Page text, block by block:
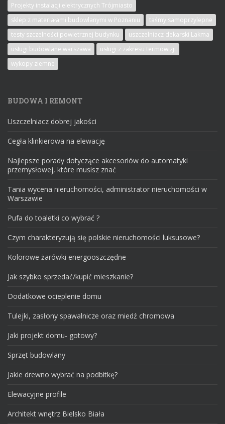
Projekty instalacji elektrycznych Trójmiasto
sklep z materiałami budowlanymi w Poznaniu
taśmy samoprzylepne
testy szczelności powietrznej budynku
uszczelniacz dekarski Lakma
usługi budowlane warszawa
usługi z zakresu termowizji
wykopy ziemne
BUDOWA I REMONT
Uszczelniacz dobrej jakości
Cegła klinkierowa na elewację
Najlepsze porady dotyczące akcesoriów do automatyki
przemysłowej, które musisz znać
Tania wycena nieruchomości, administrator nieruchomości w
Warszawie
Pufa do toaletki co wybrać ?
Czym charakteryzują się polskie nieruchomości luksusowe?
Kolorowe żarówki energooszczędne
Jak szybko sprzedać/kupić mieszkanie?
Dodatkowe ocieplenie domu
Tulejki, zasłony spawalnicze oraz miedź chromowa
Jaki projekt domu- gotowy?
Sprzęt budowlany
Jakie drewno wybrać na podbitkę?
Elewacyjne profile
Architekt wnętrz Bielsko Biała